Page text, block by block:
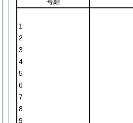
1
2
3
4
5
6
7
8
9